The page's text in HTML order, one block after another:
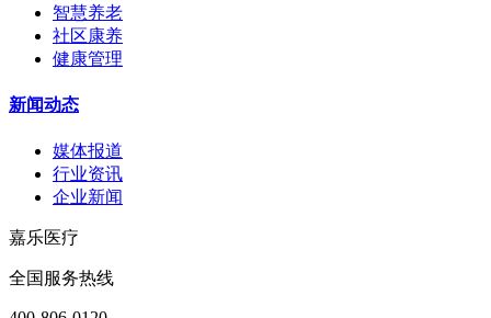
智慧养老
社区康养
健康管理
新闻动态
媒体报道
行业资讯
企业新闻
嘉乐医疗
全国服务热线